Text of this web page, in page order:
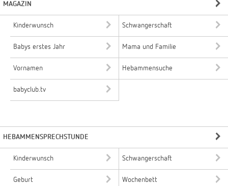
MAGAZIN
Kinderwunsch Schwangerschaft
Babys erstes Jahr Mama und Familie
Vornamen Hebammensuche
babyclub.tv
HEBAMMENSPRECHSTUNDE
Kinderwunsch Schwangerschaft
Geburt Wochenbett